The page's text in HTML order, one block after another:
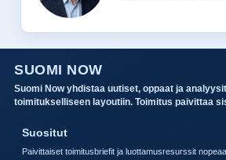
SUOMI NOW
Suomi Now yhdistaa uutiset, oppaat ja
toimitukselliseen layoutiin. Toimitus paivittaa
Suositut
Paivittaiset toimitusbriefit ja luottamusresurssit